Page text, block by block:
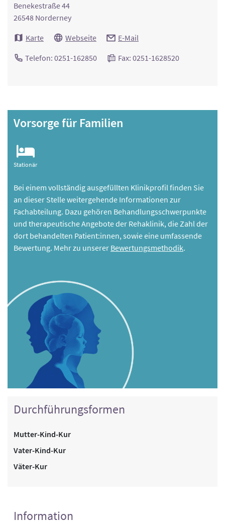
Benekestraße 44
26548 Norderney
Karte
Webseite E-Mail
Telefon: 0251-162850 Fax: 0251-1628520
Vorsorge für Familien
Stationär
Bei einem vollständig ausgefüllten Klinikprofil finden Sie
an dieser Stelle weitergehende Informationen zur
Fachabteilung. Dazu gehören Behandlungsschwerpunkte
und therapeutische Angebote der Rehaklinik, die Zahl der
dort behandelten Patient:innen, sowie eine umfassende
Bewertung. Mehr zu unserer Bewertungsmethodik.
Durchführungsformen
Mutter-Kind-Kur
Vater-Kind-Kur
Väter-Kur
Information